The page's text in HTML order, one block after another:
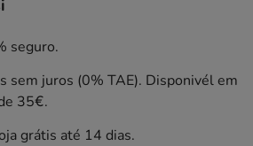
seguro.
sem juros (0% TAE). Disponivél em
35€.
grátis até 14 dias.